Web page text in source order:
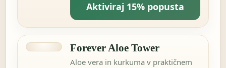
Aktiviraj 15% popusta
Forever Aloe Tower
Aloe vera in kurkuma v praktičnem